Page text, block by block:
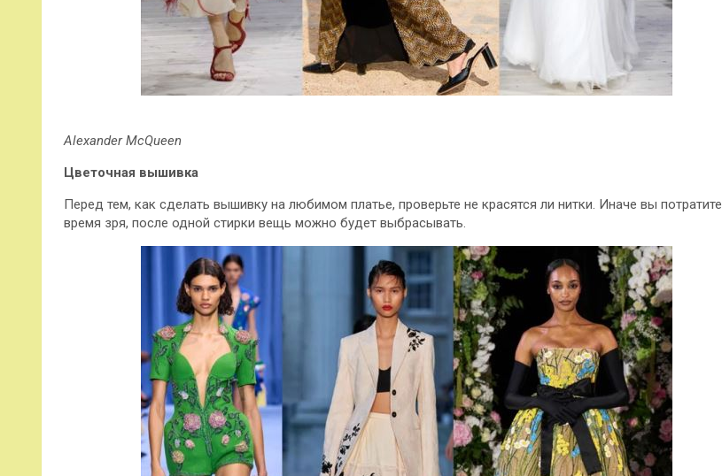
Alexander McQueen
Цветочная вышивка
Перед тем, как сделать вышивку на любимом платье, проверьте не красятся ли нитки. Иначе вы потратите
время зря, после одной стирки вещь можно будет выбрасывать.